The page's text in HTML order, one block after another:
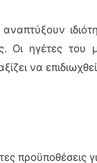
ηγέτες του
να